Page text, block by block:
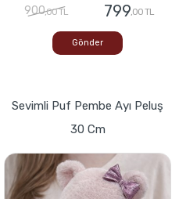
900,00 TL 799,00 TL
Gönder
Sevimli Puf Pembe Ayı Peluş
30 Cm